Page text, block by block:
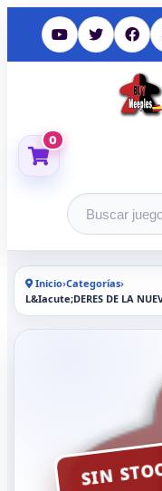
0
Buscar
Inicio›Categorías›
L&Iacute;DERES DE LA
SIN